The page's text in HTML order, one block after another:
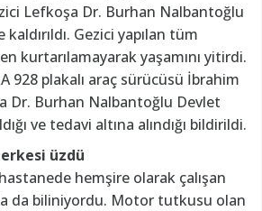
Lefkoşa Dr. Burhan Nalbantoğlu
Gezici yapılan tüm
kurtarılamayarak yaşamını yitirdi.
928 plakalı araç sürücüsü İbrahim
Dr. Burhan Nalbantoğlu Devlet
ve tedavi altına alındığı bildirildi.
üzdü
hemşire olarak çalışan
da biliniyordu. Motor tutkusu olan